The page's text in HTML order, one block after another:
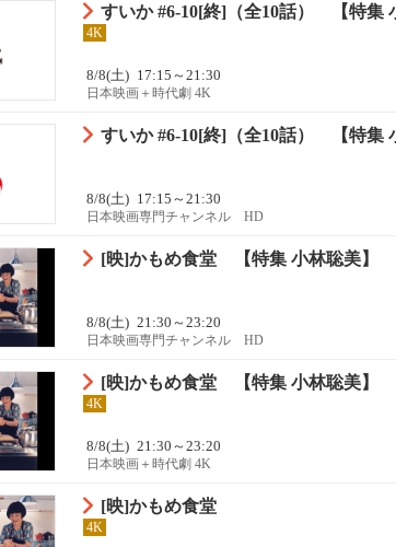
すいか #6-10[終]（全10話） 【特集
4K
8/8(土) 17:15～21:30
日本映画＋時代劇 4K
すいか #6-10[終]（全10話） 【特集
8/8(土) 17:15～21:30
日本映画専門チャンネル HD
[映]かもめ食堂 【特集 小林聡美】
8/8(土) 21:30～23:20
日本映画専門チャンネル HD
[映]かもめ食堂 【特集 小林聡美】
4K
8/8(土) 21:30～23:20
日本映画＋時代劇 4K
[映]かもめ食堂
4K